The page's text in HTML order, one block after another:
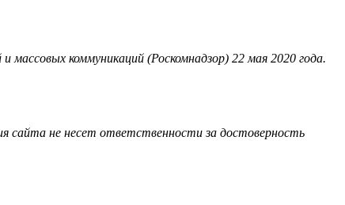
массовых коммуникаций (Роскомнадзор) 22 мая 2020 года.
сайта не несет ответственности за достоверность